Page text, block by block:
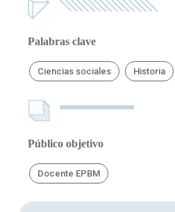
Palabras clave
Ciencias sociales Historia
Público objetivo
Docente EPBM